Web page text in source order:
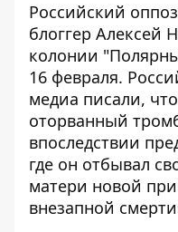
Российский
блоггер Алексей
колонии
16 февраля.
медиа писали,
оторванный
впоследствии
где он отбывал
матери новой
внезапной